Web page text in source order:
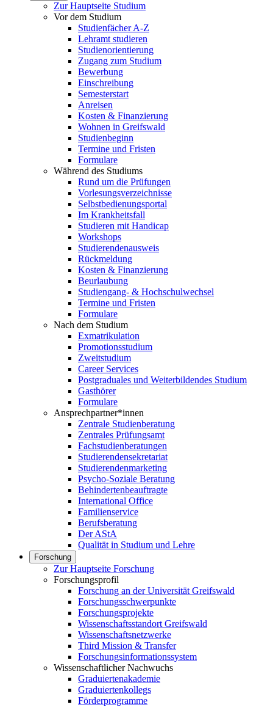
Zur Hauptseite Studium
Vor dem Studium
Studienfächer A-Z
Lehramt studieren
Studienorientierung
Zugang zum Studium
Bewerbung
Einschreibung
Semesterstart
Anreisen
Kosten & Finanzierung
Wohnen in Greifswald
Studienbeginn
Termine und Fristen
Formulare
Während des Studiums
Rund um die Prüfungen
Vorlesungsverzeichnisse
Selbstbedienungsportal
Im Krankheitsfall
Studieren mit Handicap
Workshops
Studierendenausweis
Rückmeldung
Kosten & Finanzierung
Beurlaubung
Studiengang- & Hochschulwechsel
Termine und Fristen
Formulare
Nach dem Studium
Exmatrikulation
Promotionsstudium
Zweitstudium
Career Services
Postgraduales und Weiterbildendes Studium
Gasthörer
Formulare
Ansprechpartner*innen
Zentrale Studienberatung
Zentrales Prüfungsamt
Fachstudienberatungen
Studierendensekretariat
Studierendenmarketing
Psycho-Soziale Beratung
Behindertenbeauftragte
International Office
Familienservice
Berufsberatung
Der AStA
Qualität in Studium und Lehre
Forschung
Zur Hauptseite Forschung
Forschungsprofil
Forschung an der Universität Greifswald
Forschungsschwerpunkte
Forschungsprojekte
Wissenschaftsstandort Greifswald
Wissenschaftsnetzwerke
Third Mission & Transfer
Forschungsinformationssystem
Wissenschaftlicher Nachwuchs
Graduiertenakademie
Graduiertenkollegs
Förderprogramme